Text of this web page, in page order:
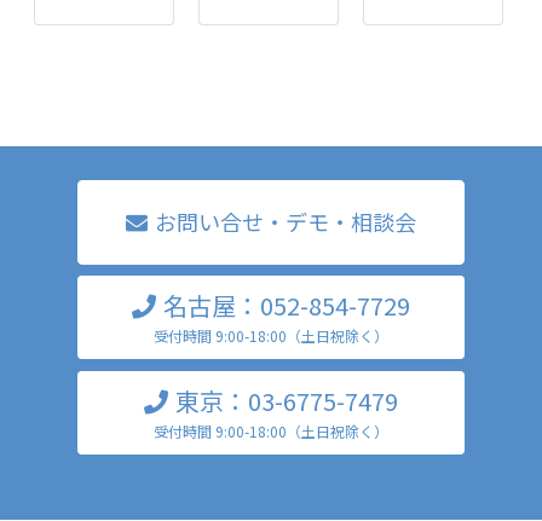
お問い合せ・デモ・相談会
名古屋：052-854-7729
受付時間 9:00-18:00（土日祝除く）
東京：03-6775-7479
受付時間 9:00-18:00（土日祝除く）